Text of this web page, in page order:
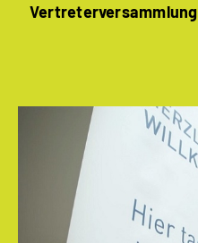
Vertreterversammlung